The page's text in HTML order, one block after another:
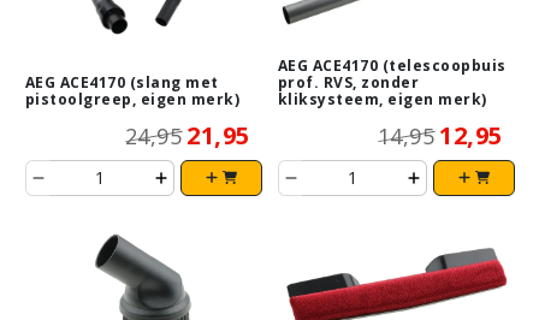
AEG ACE4170 (slang met
pistoolgreep, eigen merk)
24,95 21,95
AEG ACE4170 (telescoopbuis
prof. RVS, zonder
kliksysteem, eigen merk)
14,95 12,95